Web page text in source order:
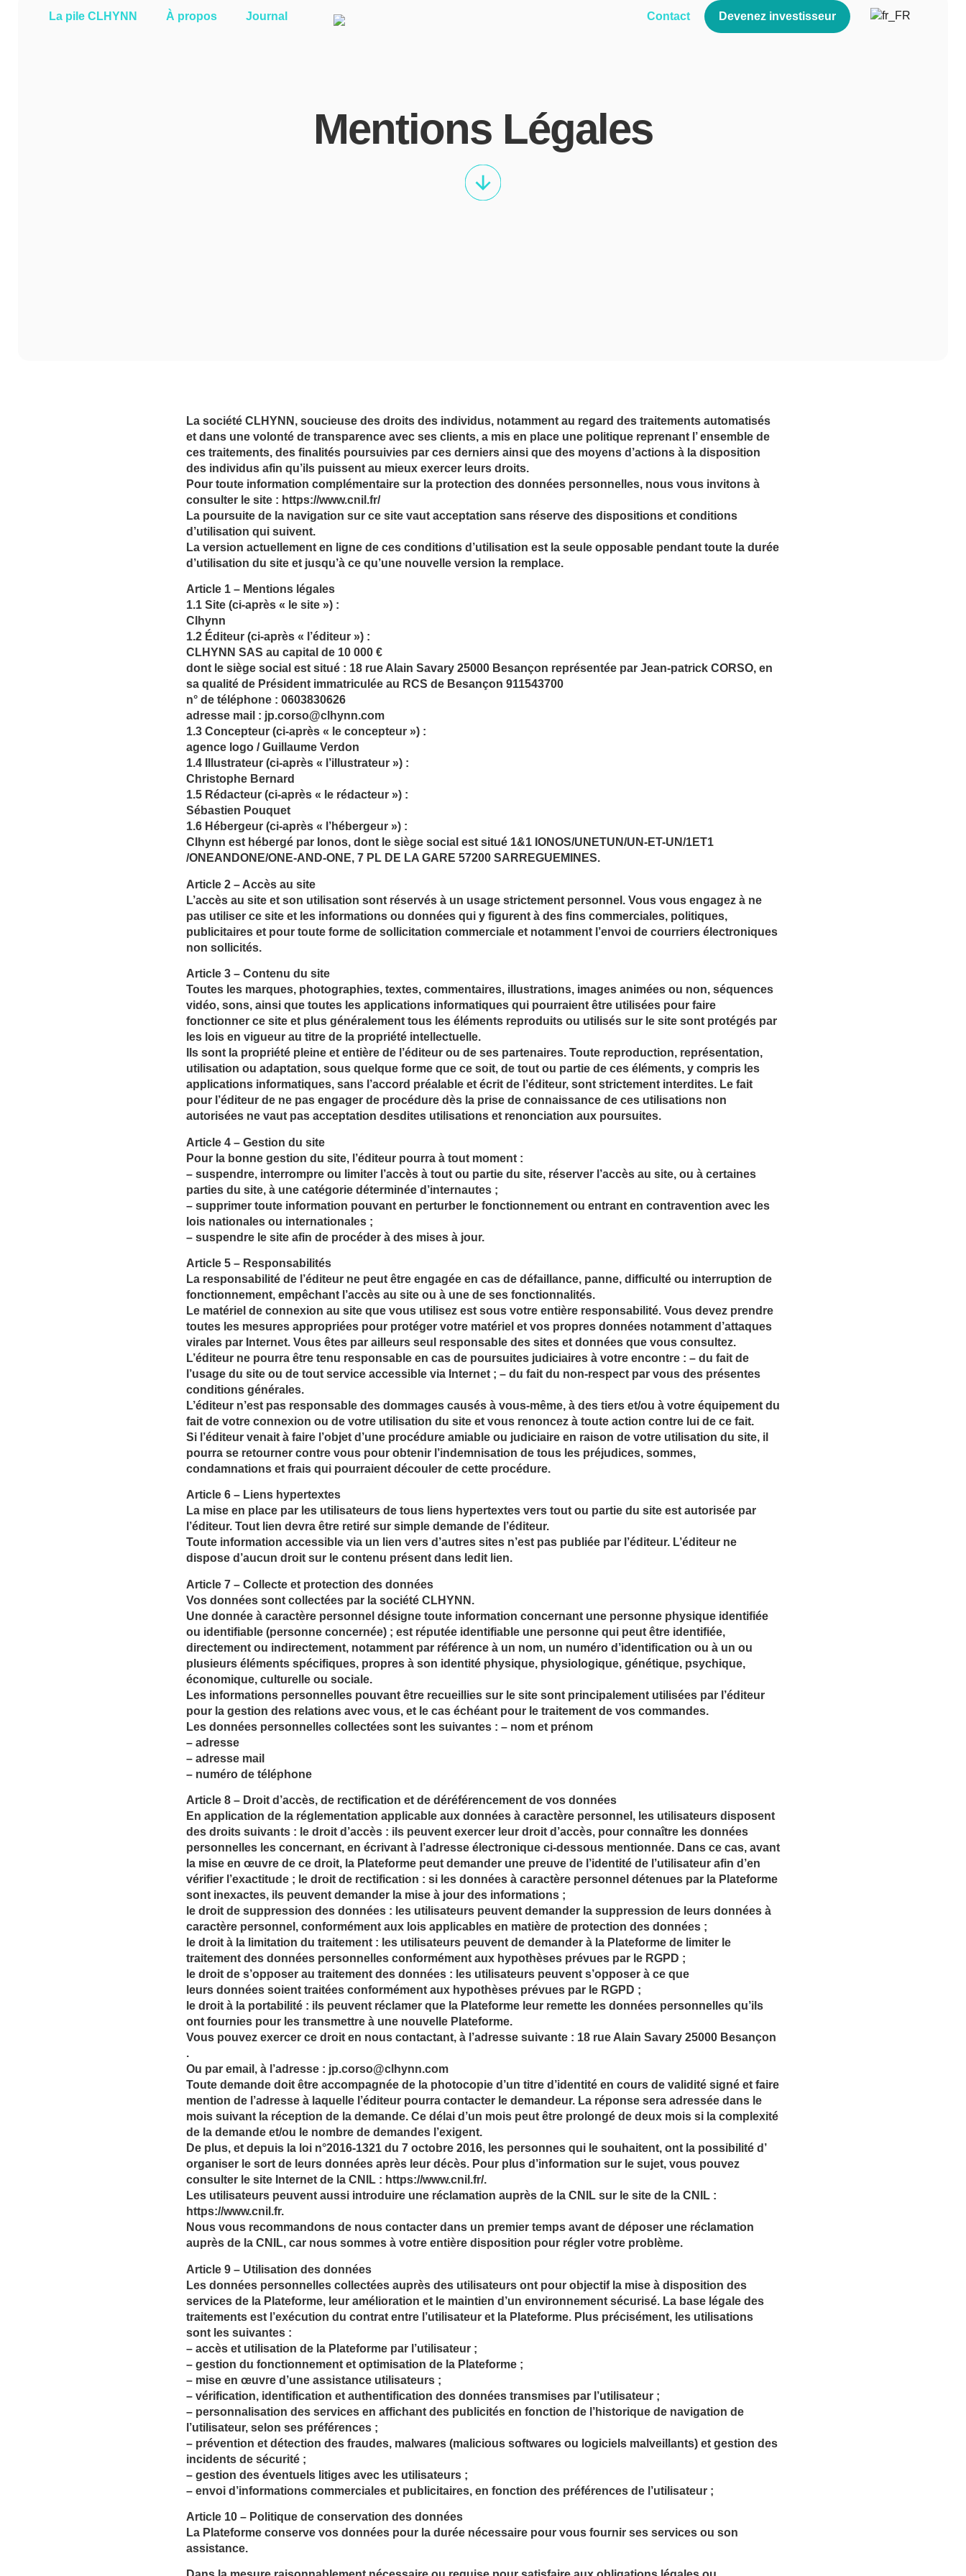
La pile CLHYNN À propos Journal Contact Devenez investisseur
Mentions Légales
La société CLHYNN, soucieuse des droits des individus, notamment au regard des traitements automatisés
et dans une volonté de transparence avec ses clients, a mis en place une politique reprenant l’ ensemble de
ces traitements, des finalités poursuivies par ces derniers ainsi que des moyens d’actions à la disposition
des individus afin qu’ils puissent au mieux exercer leurs droits.
Pour toute information complémentaire sur la protection des données personnelles, nous vous invitons à
consulter le site : https://www.cnil.fr/
La poursuite de la navigation sur ce site vaut acceptation sans réserve des dispositions et conditions
d’utilisation qui suivent.
La version actuellement en ligne de ces conditions d’utilisation est la seule opposable pendant toute la durée
d’utilisation du site et jusqu’à ce qu’une nouvelle version la remplace.
Article 1 – Mentions légales
1.1 Site (ci-après « le site ») :
Clhynn
1.2 Éditeur (ci-après « l’éditeur ») :
CLHYNN SAS au capital de 10 000 €
dont le siège social est situé : 18 rue Alain Savary 25000 Besançon représentée par Jean-patrick CORSO, en
sa qualité de Président immatriculée au RCS de Besançon 911543700
n° de téléphone : 0603830626
adresse mail : jp.corso@clhynn.com
1.3 Concepteur (ci-après « le concepteur ») :
agence logo/ Guillaume Verdon
1.4 Illustrateur (ci-après « l’illustrateur ») :
Christophe Bernard
1.5 Rédacteur (ci-après « le rédacteur ») :
Sébastien Pouquet
1.6 Hébergeur (ci-après « l’hébergeur ») :
Clhynn est hébergé par Ionos, dont le siège social est situé 1&1 IONOS/UNETUN/UN-ET-UN/1ET1
/ONEANDONE/ONE-AND-ONE, 7 PL DE LA GARE 57200 SARREGUEMINES.
Article 2 – Accès au site
L’accès au site et son utilisation sont réservés à un usage strictement personnel. Vous vous engagez à ne
pas utiliser ce site et les informations ou données qui y figurent à des fins commerciales, politiques,
publicitaires et pour toute forme de sollicitation commerciale et notamment l’envoi de courriers électroniques
non sollicités.
Article 3 – Contenu du site
Toutes les marques, photographies, textes, commentaires, illustrations, images animées ou non, séquences
vidéo, sons, ainsi que toutes les applications informatiques qui pourraient être utilisées pour faire
fonctionner ce site et plus généralement tous les éléments reproduits ou utilisés sur le site sont protégés par
les lois en vigueur au titre de la propriété intellectuelle.
Ils sont la propriété pleine et entière de l’éditeur ou de ses partenaires. Toute reproduction, représentation,
utilisation ou adaptation, sous quelque forme que ce soit, de tout ou partie de ces éléments, y compris les
applications informatiques, sans l’accord préalable et écrit de l’éditeur, sont strictement interdites. Le fait
pour l’éditeur de ne pas engager de procédure dès la prise de connaissance de ces utilisations non
autorisées ne vaut pas acceptation desdites utilisations et renonciation aux poursuites.
Article 4 – Gestion du site
Pour la bonne gestion du site, l’éditeur pourra à tout moment :
– suspendre, interrompre ou limiter l’accès à tout ou partie du site, réserver l’accès au site, ou à certaines
parties du site, à une catégorie déterminée d’internautes ;
– supprimer toute information pouvant en perturber le fonctionnement ou entrant en contravention avec les
lois nationales ou internationales ;
– suspendre le site afin de procéder à des mises à jour.
Article 5 – Responsabilités
La responsabilité de l’éditeur ne peut être engagée en cas de défaillance, panne, difficulté ou interruption de
fonctionnement, empêchant l’accès au site ou à une de ses fonctionnalités.
Le matériel de connexion au site que vous utilisez est sous votre entière responsabilité. Vous devez prendre
toutes les mesures appropriées pour protéger votre matériel et vos propres données notamment d’attaques
virales par Internet. Vous êtes par ailleurs seul responsable des sites et données que vous consultez.
L’éditeur ne pourra être tenu responsable en cas de poursuites judiciaires à votre encontre : – du fait de
l’usage du site ou de tout service accessible via Internet ; – du fait du non-respect par vous des présentes
conditions générales.
L’éditeur n’est pas responsable des dommages causés à vous-même, à des tiers et/ou à votre équipement du
fait de votre connexion ou de votre utilisation du site et vous renoncez à toute action contre lui de ce fait.
Si l’éditeur venait à faire l’objet d’une procédure amiable ou judiciaire en raison de votre utilisation du site, il
pourra se retourner contre vous pour obtenir l’indemnisation de tous les préjudices, sommes,
condamnations et frais qui pourraient découler de cette procédure.
Article 6 – Liens hypertextes
La mise en place par les utilisateurs de tous liens hypertextes vers tout ou partie du site est autorisée par
l’éditeur. Tout lien devra être retiré sur simple demande de l’éditeur.
Toute information accessible via un lien vers d’autres sites n’est pas publiée par l’éditeur. L’éditeur ne
dispose d’aucun droit sur le contenu présent dans ledit lien.
Article 7 – Collecte et protection des données
Vos données sont collectées par la société CLHYNN.
Une donnée à caractère personnel désigne toute information concernant une personne physique identifiée
ou identifiable (personne concernée) ; est réputée identifiable une personne qui peut être identifiée,
directement ou indirectement, notamment par référence à un nom, un numéro d’identification ou à un ou
plusieurs éléments spécifiques, propres à son identité physique, physiologique, génétique, psychique,
économique, culturelle ou sociale.
Les informations personnelles pouvant être recueillies sur le site sont principalement utilisées par l’éditeur
pour la gestion des relations avec vous, et le cas échéant pour le traitement de vos commandes.
Les données personnelles collectées sont les suivantes : – nom et prénom
– adresse
– adresse mail
– numéro de téléphone
Article 8 – Droit d’accès, de rectification et de déréférencement de vos données
En application de la réglementation applicable aux données à caractère personnel, les utilisateurs disposent
des droits suivants : le droit d’accès : ils peuvent exercer leur droit d’accès, pour connaître les données
personnelles les concernant, en écrivant à l’adresse électronique ci-dessous mentionnée. Dans ce cas, avant
la mise en œuvre de ce droit, la Plateforme peut demander une preuve de l’identité de l’utilisateur afin d’en
vérifier l’exactitude ; le droit de rectification : si les données à caractère personnel détenues par la Plateforme
sont inexactes, ils peuvent demander la mise à jour des informations ;
le droit de suppression des données : les utilisateurs peuvent demander la suppression de leurs données à
caractère personnel, conformément aux lois applicables en matière de protection des données ;
le droit à la limitation du traitement : les utilisateurs peuvent de demander à la Plateforme de limiter le
traitement des données personnelles conformément aux hypothèses prévues par le RGPD ;
le droit de s’opposer au traitement des données : les utilisateurs peuvent s’opposer à ce que
leurs données soient traitées conformément aux hypothèses prévues par le RGPD ;
le droit à la portabilité : ils peuvent réclamer que la Plateforme leur remette les données personnelles qu’ils
ont fournies pour les transmettre à une nouvelle Plateforme.
Vous pouvez exercer ce droit en nous contactant, à l’adresse suivante : 18 rue Alain Savary 25000 Besançon
.
Ou par email, à l’adresse : jp.corso@clhynn.com
Toute demande doit être accompagnée de la photocopie d’un titre d’identité en cours de validité signé et faire
mention de l’adresse à laquelle l’éditeur pourra contacter le demandeur. La réponse sera adressée dans le
mois suivant la réception de la demande. Ce délai d’un mois peut être prolongé de deux mois si la complexité
de la demande et/ou le nombre de demandes l’exigent.
De plus, et depuis la loi n°2016-1321 du 7 octobre 2016, les personnes qui le souhaitent, ont la possibilité d’
organiser le sort de leurs données après leur décès. Pour plus d’information sur le sujet, vous pouvez
consulter le site Internet de la CNIL : https://www.cnil.fr/.
Les utilisateurs peuvent aussi introduire une réclamation auprès de la CNIL sur le site de la CNIL :
https://www.cnil.fr.
Nous vous recommandons de nous contacter dans un premier temps avant de déposer une réclamation
auprès de la CNIL, car nous sommes à votre entière disposition pour régler votre problème.
Article 9 – Utilisation des données
Les données personnelles collectées auprès des utilisateurs ont pour objectif la mise à disposition des
services de la Plateforme, leur amélioration et le maintien d’un environnement sécurisé. La base légale des
traitements est l’exécution du contrat entre l’utilisateur et la Plateforme. Plus précisément, les utilisations
sont les suivantes :
– accès et utilisation de la Plateforme par l’utilisateur ;
– gestion du fonctionnement et optimisation de la Plateforme ;
– mise en œuvre d’une assistance utilisateurs ;
– vérification, identification et authentification des données transmises par l’utilisateur ;
– personnalisation des services en affichant des publicités en fonction de l’historique de navigation de
l’utilisateur, selon ses préférences ;
– prévention et détection des fraudes, malwares (malicious softwares ou logiciels malveillants) et gestion des
incidents de sécurité ;
– gestion des éventuels litiges avec les utilisateurs ;
– envoi d’informations commerciales et publicitaires, en fonction des préférences de l’utilisateur ;
Article 10 – Politique de conservation des données
La Plateforme conserve vos données pour la durée nécessaire pour vous fournir ses services ou son
assistance.